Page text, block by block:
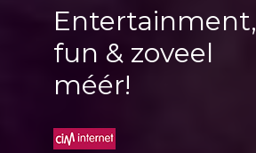
Entertainment,
fun & zoveel
méér!